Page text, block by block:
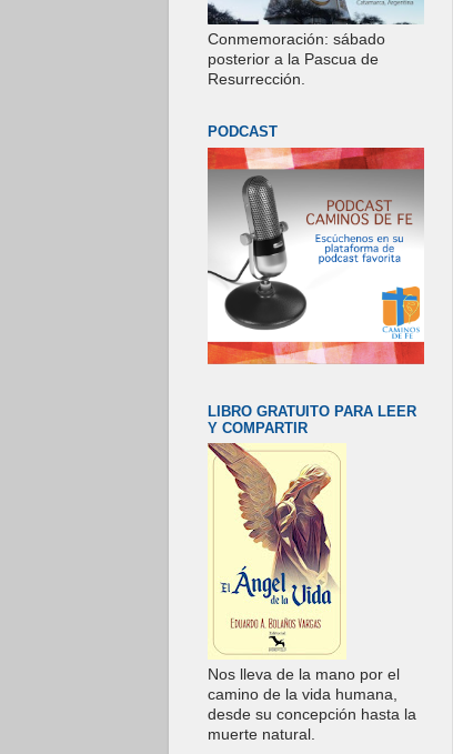
Conmemoración: sábado
posterior a la Pascua de
Resurrección.
PODCAST
LIBRO GRATUITO PARA LEER
Y COMPARTIR
Nos lleva de la mano por el
camino de la vida humana,
desde su concepción hasta la
muerte natural.